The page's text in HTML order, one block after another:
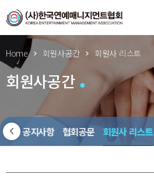
Home 회원사공간 회원사 리스트
회원사공간
원사 공지사항 협회공문 회원사 리스트